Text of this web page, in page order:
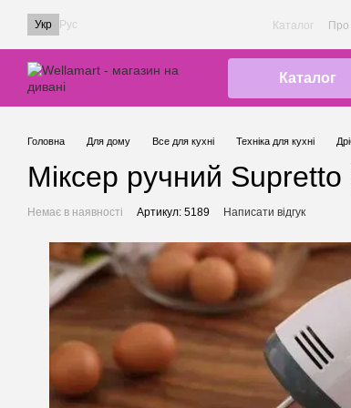
Перейти до основного контенту
Укр Рус Каталог Про
Каталог
Головна Для дому Все для кухні Техніка для кухні
Міксер ручний
Немає в наявності Артикул: 5189 Написати відгук